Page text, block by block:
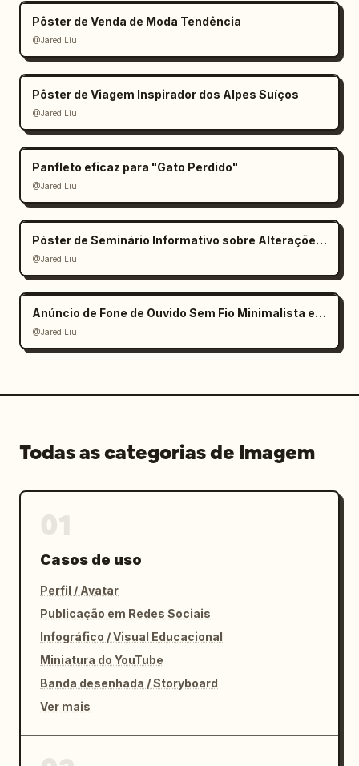
Pôster de Venda de Moda Tendência
@Jared Liu
Pôster de Viagem Inspirador dos Alpes Suíços
@Jared Liu
Panfleto eficaz para "Gato Perdido"
@Jared Liu
Póster de Seminário Informativo sobre Alterações Climáticas
@Jared Liu
Anúncio de Fone de Ouvido Sem Fio Minimalista e Elegante
@Jared Liu
Todas as categorias de Imagem
Casos de uso
Perfil / Avatar
Publicação em Redes Sociais
Infográfico / Visual Educacional
Miniatura do YouTube
Banda desenhada / Storyboard
Ver mais